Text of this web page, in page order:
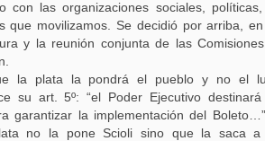
con las organizaciones sociales,
que movilizamos. Se decidió por arriba,
y la reunión conjunta de las
la plata la pondrá el pueblo y no el
su art. 5º: “el Poder Ejecutivo
garantizar la implementación del
no la pone Scioli sino que la saca a